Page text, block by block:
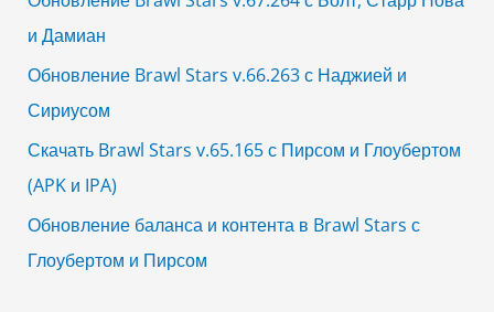
r
:
и Дамиан
Обновление Brawl Stars v.66.263 с Наджией и
Сириусом
Скачать Brawl Stars v.65.165 с Пирсом и Глоубертом
(APK и IPA)
Обновление баланса и контента в Brawl Stars с
Глоубертом и Пирсом